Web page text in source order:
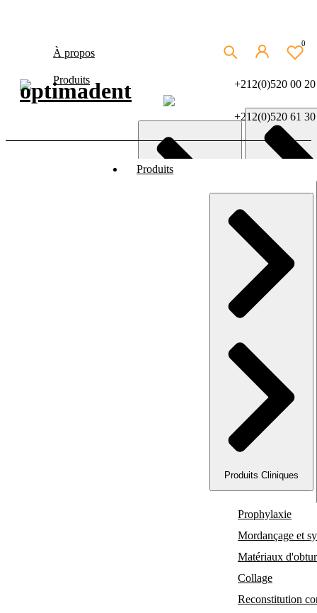
À propos
Produits
Produits
Mordançage et système adhésifs
Reconstitution corono-
Finition et polissage
0
+212(0)520 00
+212(0)520 61
Produits
Produits Cliniques
Prophylaxie
Mordançage et
Matériaux
Collage
Reconstitution